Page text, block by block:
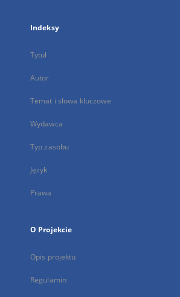
Indeksy
Tytuł
Autor
Temat i słowa kluczowe
Wydawca
Typ zasobu
Język
Prawa
O Projekcie
Opis projektu
Regulamin